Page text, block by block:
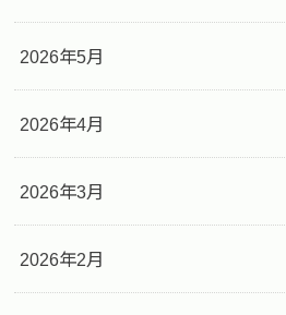
2026年5月
2026年4月
2026年3月
2026年2月